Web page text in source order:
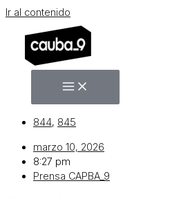
Ir al contenido
844, 845
marzo 10, 2026
8:27 pm
Prensa CAPBA_9